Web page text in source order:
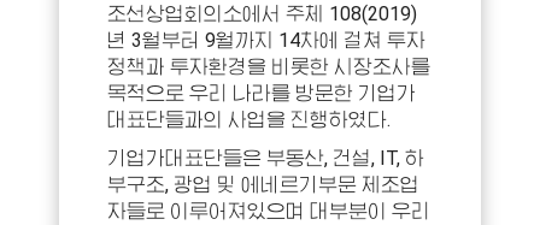
조선상업회의소에서 주체 108(2019)
년 3월부터 9월까지 14차에 걸쳐 투자
정책과 투자환경을 비롯한 시장조사를
목적으로 우리 나라를 방문한 기업가
대표단들과의 사업을 진행하였다.
기업가대표단들은 부동산, 건설, IT, 하
부구조, 광업 및 에네르기부문 제조업
자들로 이루어져있으며 대부분이 우리